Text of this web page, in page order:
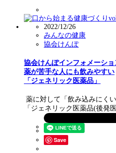
2022/12/26
みんなの健康
協会けんぽ
協会けんぽインフォメーショ
薬が苦手な人にも飲みやすい
「ジェネリック医薬品」
薬に対して「飲み込みにく
「ジェネリック医薬品(後発
Save